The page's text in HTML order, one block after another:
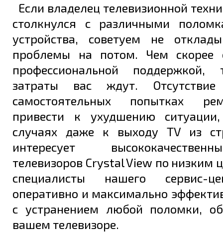
Если владелец телевизионной
столкнулся с различными
устройства, советуем не
проблемы на потом. Чем скорее
профессиональной
затраты вас ждут.
самостоятельных попытках
привести к ухудшению
случаях даже к выходу TV из
интересует
телевизоров Crystal View по низким
специалисты нашего сервис-
оперативно и максимально
с устранением любой поломки,
вашем телевизоре.
Задать вопрос